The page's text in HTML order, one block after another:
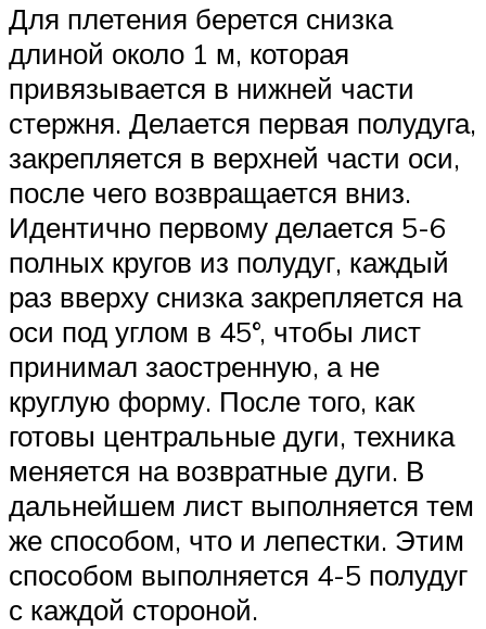
Для плетения берется снизка
длиной около 1 м, которая
привязывается в нижней части
стержня. Делается первая полудуга,
закрепляется в верхней части оси,
после чего возвращается вниз.
Идентично первому делается 5-6
полных кругов из полудуг, каждый
раз вверху снизка закрепляется на
оси под углом в 45°, чтобы лист
принимал заостренную, а не
круглую форму. После того, как
готовы центральные дуги, техника
меняется на возвратные дуги. В
дальнейшем лист выполняется тем
же способом, что и лепестки. Этим
способом выполняется 4-5 полудуг
с каждой стороной.